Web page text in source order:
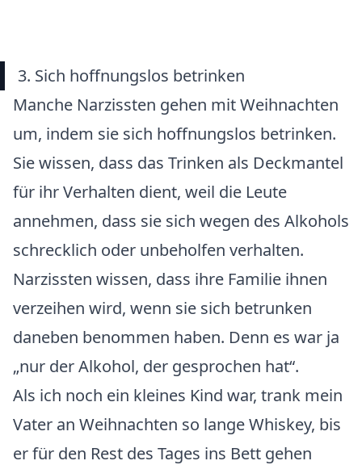
3. Sich hoffnungslos betrinken
Manche Narzissten gehen mit Weihnachten
um, indem sie sich hoffnungslos betrinken.
Sie wissen, dass das Trinken als Deckmantel
für ihr Verhalten dient, weil die Leute
annehmen, dass sie sich wegen des Alkohols
schrecklich oder unbeholfen verhalten.
Narzissten wissen, dass ihre Familie ihnen
verzeihen wird, wenn sie sich betrunken
daneben benommen haben. Denn es war ja
„nur der Alkohol, der gesprochen hat“.
Als ich noch ein kleines Kind war, trank mein
Vater an Weihnachten so lange Whiskey, bis
er für den Rest des Tages ins Bett gehen